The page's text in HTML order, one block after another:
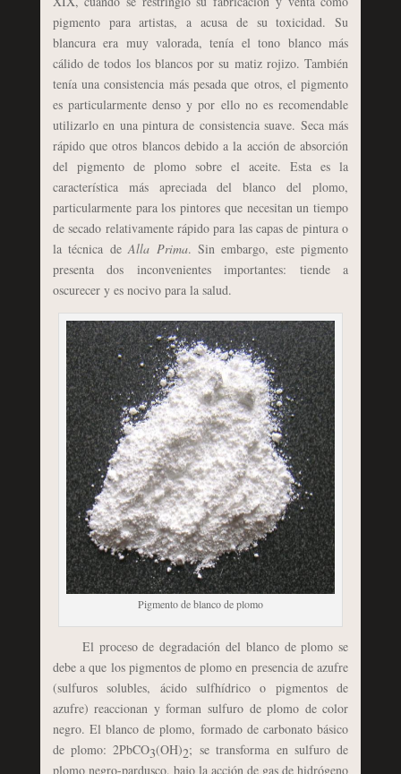
pigmento para artistas, a acusa de su toxicidad. Su
blancura era muy valorada, tenía el tono blanco más
cálido de todos los blancos por su matiz rojizo. También
tenía una consistencia más pesada que otros, el pigmento
es particularmente denso y por ello no es recomendable
utilizarlo en una pintura de consistencia suave. Seca más
rápido que otros blancos debido a la acción de absorción
del pigmento de plomo sobre el aceite. Esta es la
característica más apreciada del blanco del plomo,
particularmente para los pintores que necesitan un tiempo
de secado relativamente rápido para las capas de pintura o
la técnica deAlla Prima. Sin embargo, este pigmento
presenta dos inconvenientes importantes: tiende a
oscurecer y es nocivo para la salud.
Pigmento de blanco de plomo
El proceso de degradación del blanco de plomo se
debe a que los pigmentos de plomo en presencia de azufre
(sulfuros solubles, ácido sulfhídrico o pigmentos de
azufre) reaccionan y forman sulfuro de plomo de color
negro. El blanco de plomo, formado de carbonato básico
de plomo: 2PbCO3(OH)2; se transforma en sulfuro de
plomo negro-pardusco, bajo la acción de gas de hidrógeno